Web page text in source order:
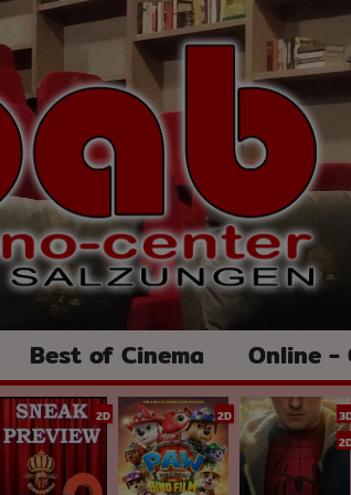
Best of Cinema Online -
2D 2D